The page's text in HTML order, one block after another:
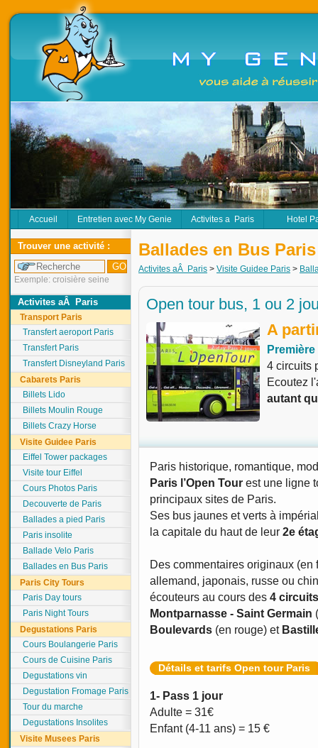
Accueil Entretien avec My Genie Activites a Paris Hotel
Trouver une activité :
Exemple: croisière seine
Activites aÂ Paris
Transport Paris
Transfert aeroport Paris
Transfert Paris
Transfert Disneyland Paris
Cabarets Paris
Billets Lido
Billets Moulin Rouge
Billets Crazy Horse
Visite Guidee Paris
Eiffel Tower packages
Visite tour Eiffel
Cours Photos Paris
Decouverte de Paris
Ballades a pied Paris
Paris insolite
Ballade Velo Paris
Ballades en Bus Paris
Paris City Tours
Paris Day tours
Paris Night Tours
Degustations Paris
Cours Boulangerie Paris
Cours de Cuisine Paris
Degustations vin
Degustation Fromage Paris
Tour du marche
Degustations Insolites
Visite Musees Paris
Ballades en Bus Paris
Activites aÂ Paris > Visite Guidee Paris >
Open tour bus, 1 ou 2
A
4 circuits
Ecoutez
autant
Paris historique, romantique,
Paris l’Open Tour est une ligne
principaux sites de Paris.
Ses bus jaunes et verts à
la capitale du haut de leur 2e
Des commentaires originaux
allemand, japonais, russe ou
écouteurs au cours des 4 circuits
Montparnasse - Saint Germain
Boulevards (en rouge) et
Détails et tarifs Open tour Paris
1- Pass 1 jour
Adulte = 31€
Enfant (4-11 ans) = 15 €